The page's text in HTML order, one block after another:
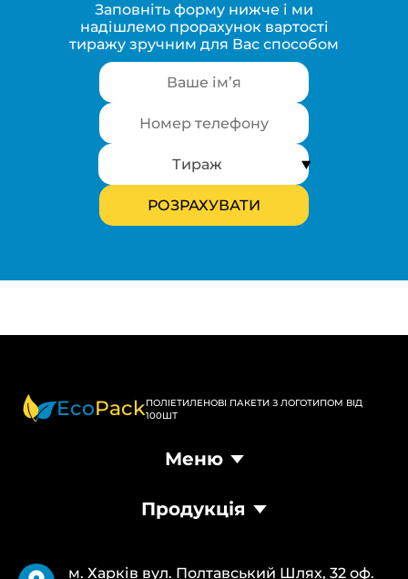
Заповніть форму нижче і ми
надішлемо прорахунок вартості
тиражу зручним для Вас способом
EcoPackПОЛІЕТИЛЕНОВІ ПАКЕТИ З ЛОГОТИПОМ ВІД
100ШТ
Меню
Продукція
Pantone
Продукція
м. Харків вул. Полтавський Шлях, 32 оф.